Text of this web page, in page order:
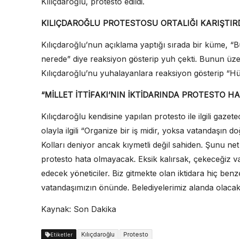
KILIÇDAROĞLU PROTESTOSU ORTALIĞI
Kılıçdaroğlu’nun açıklama yaptığı sırada bir küme,
nerede” diye reaksiyon gösterip yuh çekti. Bunun
Kılıçdaroğlu’nu yuhalayanlara reaksiyon gösterip
“MİLLET İTTİFAKI’NIN İKTİDARINDA PROTESTO
Kılıçdaroğlu kendisine yapılan protesto ile ilgili
olayla ilgili “Organize bir iş midir, yoksa vatandaşın
Kolları deniyor ancak kıymetli değil sahiden. Şunu
protesto hata olmayacak. Eksik kalırsak, çekeceğiz
edecek yöneticiler. Biz gitmekte olan iktidara hiç
vatandaşımızın önünde. Belediyelerimiz alanda
Kaynak: Son Dakika
Etiketler Kılıçdaroğlu Protesto